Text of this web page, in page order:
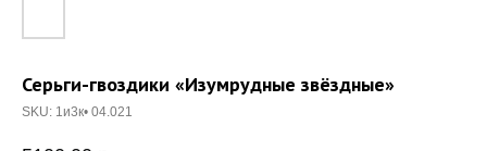
Серьги-гвоздики «Изумрудные звёздные»
SKU: 1и3к• 04.021